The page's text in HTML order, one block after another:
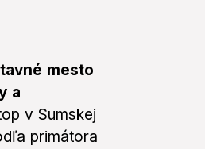
mesto
a
v Sumskej
primátora